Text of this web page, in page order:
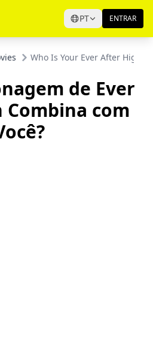
PT ENTRAR
Who Is Your Ever After High
de Ever
com